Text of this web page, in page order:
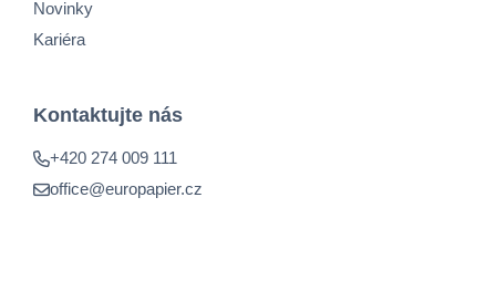
Novinky
Kariéra
Kontaktujte nás
+420 274 009 111
office@europapier.cz